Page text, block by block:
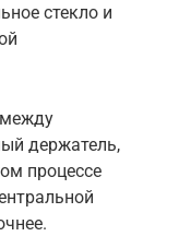
стекло и
между
держатель,
процессе